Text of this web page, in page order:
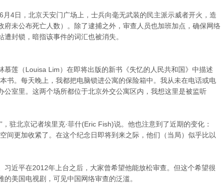
4日，北京天安门广场上，士兵向毫无武装的民主派示威者开火，造
府未公布死亡人数）。除了逮捕之外，审查人员也加班加点，确保网络
遭封锁，暗指该事件的词汇也被消失。
慕莲（Louisa Lim）在即将出版的新书《失忆的人民共和国》中描述
书。每天晚上，我都把电脑锁进公寓的保险箱中。我从未在电话或电
公室里。这两个场所都位于北京外交公寓区内，我想这里是被监听
驻北京记者埃里克·菲什(Eric Fish)说。他也注意到了近期的变化：
间更加收紧了。在这个纪念日即将到来之际，他们（当局）似乎比以
习近平在2012年上台之后，大家曾希望他能放松审查。但这个希望很
美国电视剧，可见中国网络审查的泛滥。